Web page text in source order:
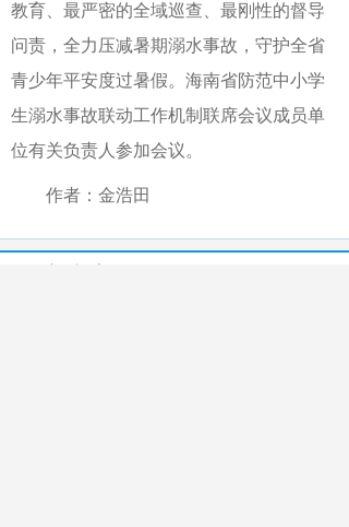
教育、最严密的全域巡查、最刚性的督导
问责，全力压减暑期溺水事故，守护全省
青少年平安度过暑假。海南省防范中小学
生溺水事故联动工作机制联席会议成员单
位有关负责人参加会议。
作者：金浩田